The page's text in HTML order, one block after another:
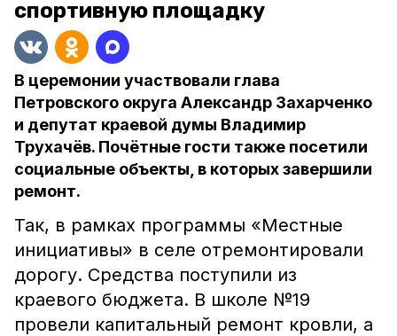
спортивную площадку
В церемонии участвовали глава
Петровского округа Александр Захарченко
и депутат краевой думы Владимир
Трухачёв. Почётные гости также посетили
социальные объекты, в которых завершили
ремонт.
Так, в рамках программы «Местные
инициативы» в селе отремонтировали
дорогу. Средства поступили из
краевого бюджета. В школе №19
провели капитальный ремонт кровли, а